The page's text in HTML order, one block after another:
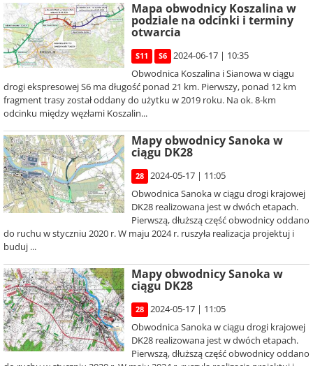
Mapa obwodnicy Koszalina w
podziale na odcinki i terminy
otwarcia
S11 S6
2024-06-17 | 10:35
Obwodnica Koszalina i Sianowa w ciągu
drogi ekspresowej S6 ma długość ponad 21 km. Pierwszy, ponad 12 km
fragment trasy został oddany do użytku w 2019 roku. Na ok. 8-km
odcinku między węzłami Koszalin...
Mapy obwodnicy Sanoka w
ciągu DK28
28
2024-05-17 | 11:05
Obwodnica Sanoka w ciągu drogi krajowej
DK28 realizowana jest w dwóch etapach.
Pierwszą, dłuższą część obwodnicy oddano
do ruchu w styczniu 2020 r. W maju 2024 r. ruszyła realizacja projektuj i
buduj ...
Mapy obwodnicy Sanoka w
ciągu DK28
28
2024-05-17 | 11:05
Obwodnica Sanoka w ciągu drogi krajowej
DK28 realizowana jest w dwóch etapach.
Pierwszą, dłuższą część obwodnicy oddano